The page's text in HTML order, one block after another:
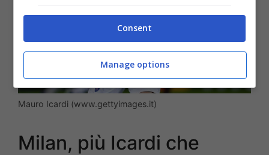
Mauro Icardi (www.gettyimages.it)
Milan, più Icardi che
Consent
Manage options